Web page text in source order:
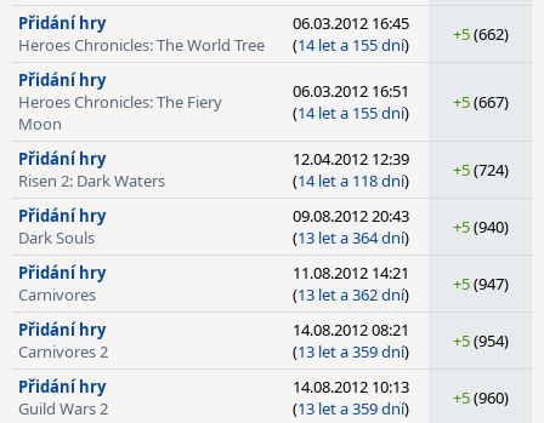
Přidání hry
Heroes Chronicles: The World Tree
06.03.2012 16:45
(14 let a 155 dní) +5(662)
Přidání hry
Heroes Chronicles: The Fiery
Moon
06.03.2012 16:51
(14 let a 155 dní) +5(667)
Přidání hry
Risen 2: Dark Waters
12.04.2012 12:39
(14 let a 118 dní) +5(724)
Přidání hry
Dark Souls
09.08.2012 20:43
(13 let a 364 dní) +5(940)
Přidání hry
Carnivores
11.08.2012 14:21
(13 let a 362 dní) +5(947)
Přidání hry
Carnivores 2
14.08.2012 08:21
(13 let a 359 dní) +5(954)
Přidání hry
Guild Wars 2
14.08.2012 10:13
(13 let a 359 dní) +5(960)